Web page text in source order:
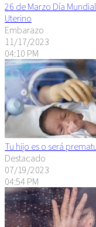
26 de Marzo Día
Uterino
Embarazo
11/17/2023
04:10 PM
Tu hijo es o será
Destacado
07/19/2023
04:54 PM